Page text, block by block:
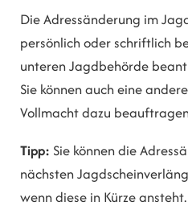
Die Adressänderung im
persönlich oder schriftlich
unteren Jagdbehörde
Sie können auch eine
Vollmacht dazu
Tipp: Sie können die
nächsten
wenn diese in Kürze ansteht.